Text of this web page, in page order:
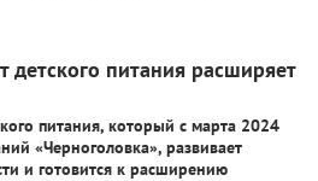
детского питания расширяет
питания, который с марта 2024
«Черноголовка», развивает
и готовится к расширению